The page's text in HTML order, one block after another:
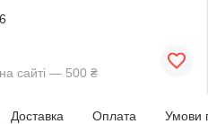
сайті — 500 ₴
Доставка Оплата Умови